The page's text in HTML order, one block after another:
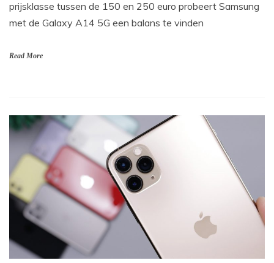
prijsklasse tussen de 150 en 250 euro probeert Samsung
met de Galaxy A14 5G een balans te vinden
Read More